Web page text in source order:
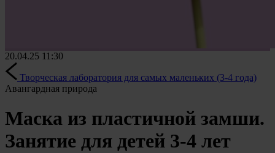
20.04.25 11:30
Творческая лаборатория для самых маленьких (3-4 года)
Авангардная природа
Маска из пластичной замши.
Занятие для детей 3-4 лет